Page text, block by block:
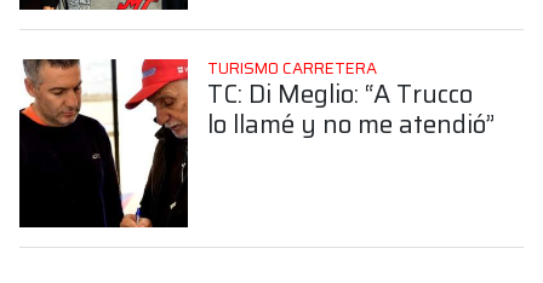
TURISMO CARRETERA
TC: Di Meglio: “A Trucco
lo llamé y no me atendió”